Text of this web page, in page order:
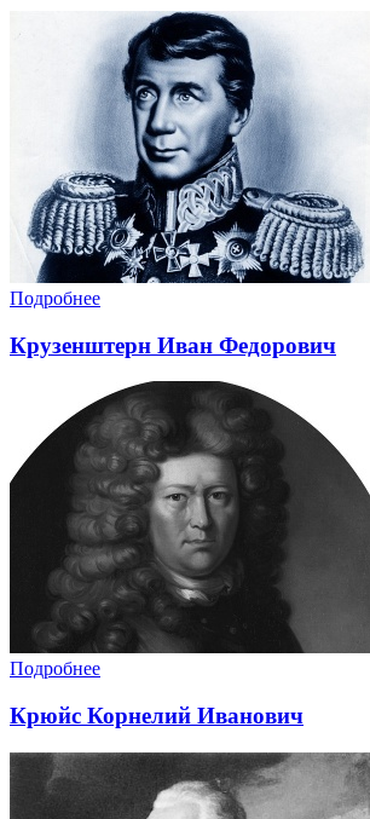
Подробнее
Крузенштерн Иван Федорович
Подробнее
Крюйс Корнелий Иванович